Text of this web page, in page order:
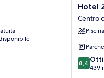
Hotel
Zi
Teresa
Centro
di
Hotel
Centro
Piscina
8.4
su
8,4
439